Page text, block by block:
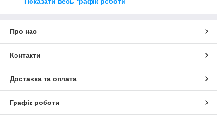
Показати весь графік роботи
Про нас
Контакти
Доставка та оплата
Графік роботи